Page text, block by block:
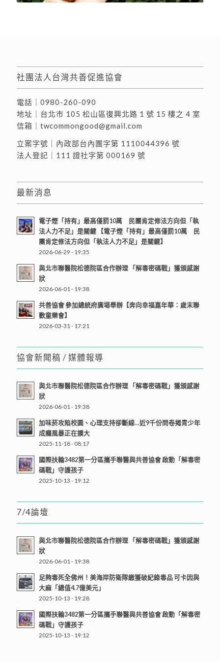
社團法人台灣共善促進協會
電話｜ 0980-260-090
地址｜ 台北市 105 松山區復興北路 1 號 15 樓之 4 室
信箱｜ twcommongood@gmail.com
立案字號｜內政部台內團字第 1110044396 號
法人登記｜111 證社字第 000169 號
最新消息
電子煙「持有」最高僅罰10萬 民團肯定修法方向但「執
法人力不足」是關鍵 【電子煙「持有」最高僅罰10萬 民
團肯定修法方向但「執法人力不足」是關鍵】
2026-06-29 - 19:35
與北市聯醫院松德院區合作辦理 「解毒密碼戰」獲頒感謝
狀
2026-06-01 - 19:38
共善協會 參加總統府廣場舉辦【奔向幸福嘉年華：歲末聯
歡童樂會】
2026-03-31 - 17:21
協會新聞稿 / 媒體報導
與北市聯醫院松德院區合作辦理 「解毒密碼戰」獲頒感謝
狀
2026-06-01 - 19:38
加味菸攻陷校園、心理支持卻斷線…近9千份問卷揭青少年
成癮風暴正在擴大
2025-11-18 - 08:17
國際扶輪3482第一分區攜手聯醫與共善協會 啟動「解毒密
碼戰」守護孩子
2025-10-13 - 19:12
7/4論壇
與北市聯醫院松德院區合作辦理 「解毒密碼戰」獲頒感謝
狀
2026-06-01 - 19:38
足夠毒死全佛州！美海岸防衛隊繳獲破紀錄毒品 可卡因與
大麻「總值4.7億美元」
2025-10-13 - 19:28
國際扶輪3482第一分區攜手聯醫與共善協會 啟動「解毒密
碼戰」守護孩子
2025-10-13 - 19:12